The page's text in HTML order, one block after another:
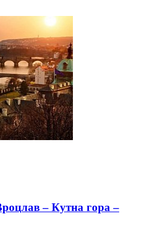
– Кутна гора –